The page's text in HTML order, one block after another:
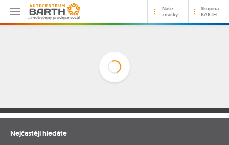
…neobyčejný prodejce vozů!
Naše
značky
Skupina
BARTH
Nejčastěji hledáte